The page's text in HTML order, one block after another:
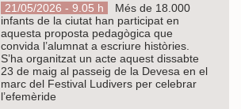
21/05/2026 - 9.05 h
Més de 18.000
infants de la ciutat han participat en
aquesta proposta pedagògica que
convida l’alumnat a escriure històries.
S’ha organitzat un acte aquest dissabte
23 de maig al passeig de la Devesa en el
marc del Festival Ludivers per celebrar
l’efemèride